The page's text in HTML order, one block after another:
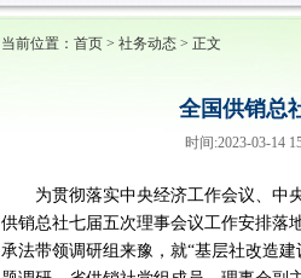
当前位置： 首页 > 社务动态 > 正文
全国供销总
时间:2023-03-14
为贯彻落实中央经济工作会议、中央
供销总社七届五次理事会议工作安排落
承法带领调研组来豫，就“基层社改造